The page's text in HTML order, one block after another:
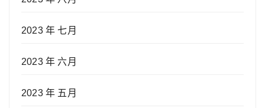
2023 年 七月
2023 年 六月
2023 年 五月